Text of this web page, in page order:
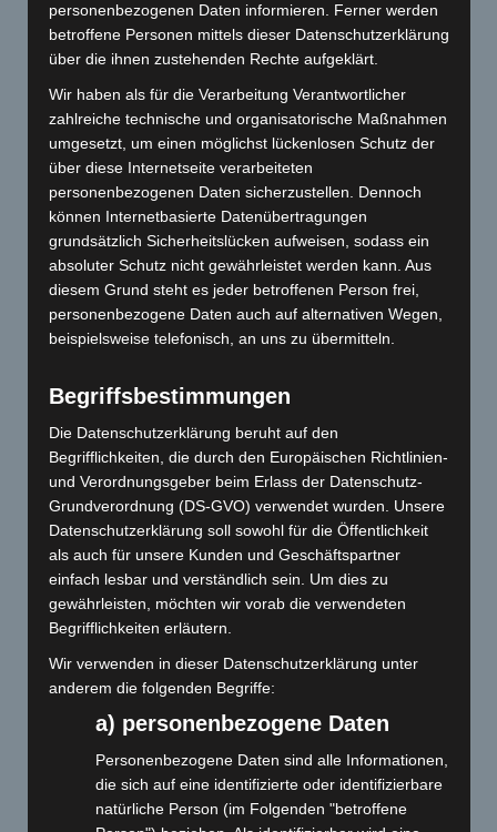
personenbezogenen Daten informieren. Ferner werden
betroffene Personen mittels dieser Datenschutzerklärung
über die ihnen zustehenden Rechte aufgeklärt.
Wir haben als für die Verarbeitung Verantwortlicher
zahlreiche technische und organisatorische Maßnahmen
umgesetzt, um einen möglichst lückenlosen Schutz der
über diese Internetseite verarbeiteten
personenbezogenen Daten sicherzustellen. Dennoch
können Internetbasierte Datenübertragungen
grundsätzlich Sicherheitslücken aufweisen, sodass ein
absoluter Schutz nicht gewährleistet werden kann. Aus
diesem Grund steht es jeder betroffenen Person frei,
personenbezogene Daten auch auf alternativen Wegen,
beispielsweise telefonisch, an uns zu übermitteln.
Begriffsbestimmungen
Die Datenschutzerklärung beruht auf den
Begrifflichkeiten, die durch den Europäischen Richtlinien-
und Verordnungsgeber beim Erlass der Datenschutz-
Grundverordnung (DS-GVO) verwendet wurden. Unsere
Datenschutzerklärung soll sowohl für die Öffentlichkeit
als auch für unsere Kunden und Geschäftspartner
einfach lesbar und verständlich sein. Um dies zu
gewährleisten, möchten wir vorab die verwendeten
Begrifflichkeiten erläutern.
Wir verwenden in dieser Datenschutzerklärung unter
anderem die folgenden Begriffe:
a) personenbezogene Daten
Personenbezogene Daten sind alle Informationen,
die sich auf eine identifizierte oder identifizierbare
natürliche Person (im Folgenden "betroffene